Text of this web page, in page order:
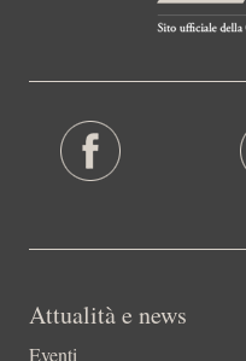
Attualità e news
Eventi